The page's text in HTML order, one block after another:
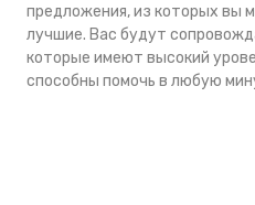
предложения, из которых вы
лучшие. Вас будут
которые имеют высокий
способны помочь в любую